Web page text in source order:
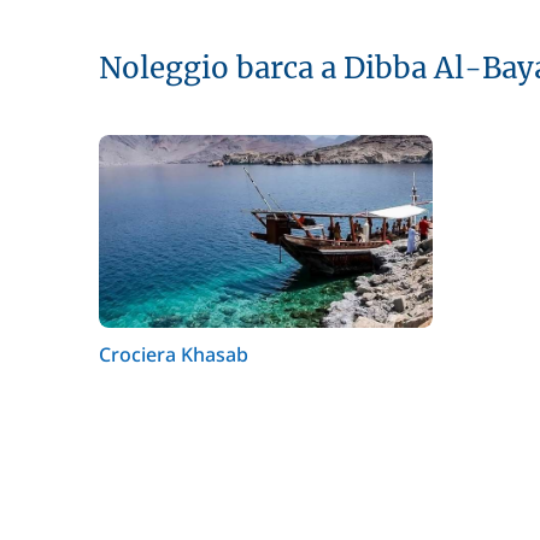
Noleggio barca a Dibba Al-
Crociera Khasab